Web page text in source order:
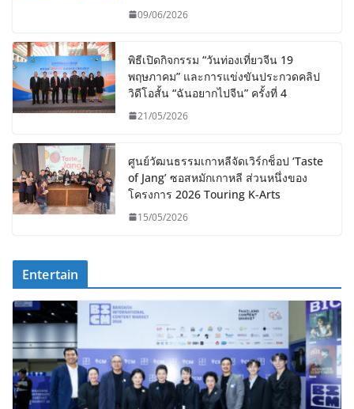
09/06/2026
พิธีเปิดกิจกรรม “วันท่องเที่ยวจีน 19
พฤษภาคม” และการแข่งขันประกวดคลิป
วิดีโอสั้น “ฉันอยากไปจีน” ครั้งที่ 4
21/05/2026
ศูนย์วัฒนธรรมเกาหลีจัดเวิร์กช็อป ‘Taste
of Jang’ ซอสหมักเกาหลี ส่วนหนึ่งของ
โครงการ 2026 Touring K-Arts
15/05/2026
Entertain